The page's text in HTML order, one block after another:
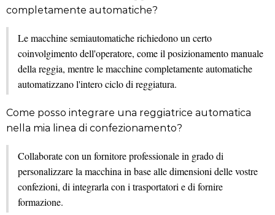
completamente automatiche?
Le macchine semiautomatiche richiedono un certo
coinvolgimento dell'operatore, come il posizionamento manuale
della reggia, mentre le macchine completamente automatiche
automatizzano l'intero ciclo di reggiatura.
Come posso integrare una reggiatrice automatica
nella mia linea di confezionamento?
Collaborate con un fornitore professionale in grado di
personalizzare la macchina in base alle dimensioni delle vostre
confezioni, di integrarla con i trasportatori e di fornire
formazione.